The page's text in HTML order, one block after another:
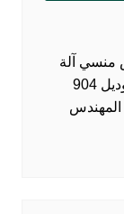
مهندس منسي آلة
تعبئة عبوات مواصفات آلة تعبئة عبوات موديل 904
904 ماركة المهندس